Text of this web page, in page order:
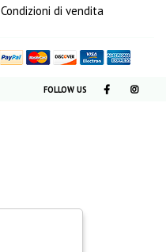
Condizioni di vendita
FOLLOW US